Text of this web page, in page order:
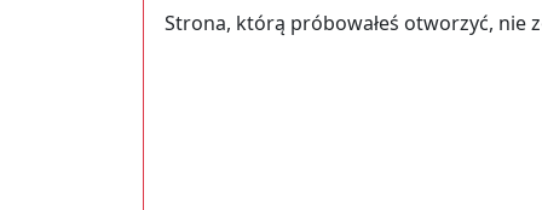
Strona, którą próbowałeś otworzyć, nie